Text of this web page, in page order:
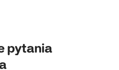
pytania